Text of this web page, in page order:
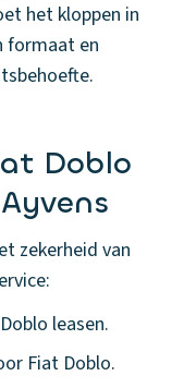
het kloppen in
formaat en
Doblo
zekerheid van
leasen.
Fiat Doblo.